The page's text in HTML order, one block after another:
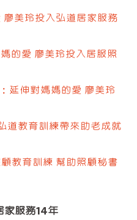
美玲投入弘道居家服務
的愛 廖美玲投入居服照
延伸對媽媽的愛 廖美玲
道教育訓練帶來助老成就
教育訓練 幫助照顧秘書
家服務14年